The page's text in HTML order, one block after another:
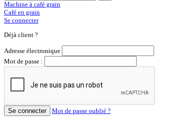
Machine à café grain
Café en grain
Se connecter
Déjà client ?
Adresse électronique
Mot de passe :
Se connecter Mot de passe oublié ?